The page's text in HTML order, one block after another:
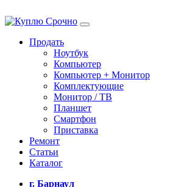
Продать
Ноутбук
Компьютер
Компьютер + Монитор
Комплектующие
Монитор / ТВ
Планшет
Смартфон
Приставка
Ремонт
Статьи
Каталог
г. Барнаул